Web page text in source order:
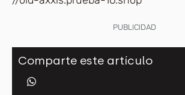
PUBLICIDAD
Comparte este artículo